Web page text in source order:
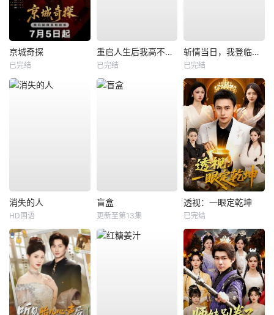
京城奇探
已完结
重启人生后我高不可攀
已完结
斩情当日，我登临至高
已完结
消失的人
HD国语
盲盒
更新至第13集
透视：一眼定乾坤
已完结